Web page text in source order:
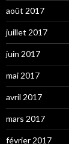
août 2017
juillet 2017
juin 2017
mai 2017
avril 2017
mars 2017
février 2017